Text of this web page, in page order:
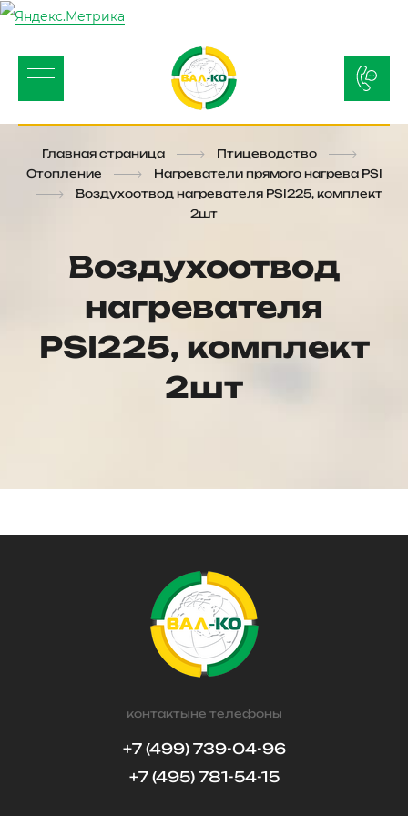
Главная страница
Птицеводство
Отопление
Нагреватели прямого нагрева PSI
Воздухоотвод нагревателя PSI225, комплект
2шт
Воздухоотвод
нагревателя
PSI225, комплект
2шт
контактыне телефоны
+7 (499) 739-04-96
+7 (495) 781-54-15